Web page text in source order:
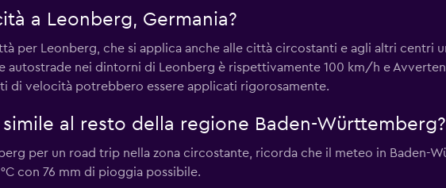
a Leonberg, Germania?
per Leonberg, che si applica anche alle città circostanti e agli altri centri
nei dintorni di Leonberg è rispettivamente 100 km/h e
di velocità potrebbero essere applicati rigorosamente.
al resto della regione Baden-Württemberg?
per un road trip nella zona circostante, ricorda che il meteo in Baden-
con 76 mm di pioggia possibile.